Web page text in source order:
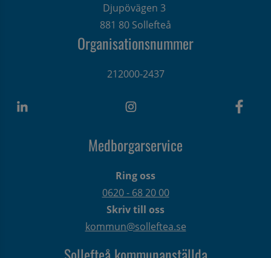
Djupövägen 3
881 80 Sollefteå
Organisationsnummer
212000-2437
Medborgarservice
Ring oss
0620 - 68 20 00
Skriv till oss
kommun@solleftea.se